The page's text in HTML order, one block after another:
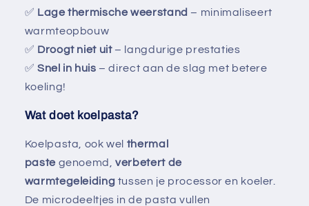
✅ Lage thermische weerstand – minimaliseert
warmteopbouw
✅ Droogt niet uit– langdurige prestaties
✅Snel in huis – direct aan de slag met betere
koeling!
Wat doet koelpasta?
Koelpasta, ook wel thermal
paste genoemd,verbetert de
warmtegeleiding tussen je processor en koeler.
De microdeeltjes in de pasta vullen